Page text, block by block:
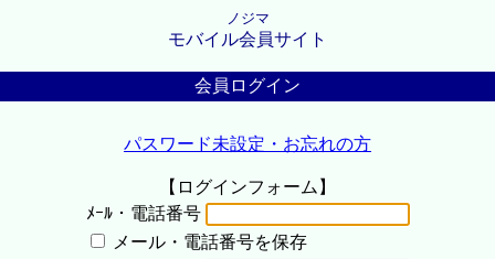
ノジマ
モバイル会員サイト
会員ログイン
パスワード未設定・お忘れの方
【ログインフォーム】
ﾒｰﾙ・電話番号
メール・電話番号を保存